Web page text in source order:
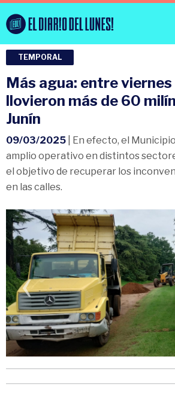
TEMPORAL
Más agua: entre
llovieron más de 60
Junín
09/03/2025 | En efecto, el
amplio operativo en distintos
el objetivo de recuperar los
en las calles.
‹